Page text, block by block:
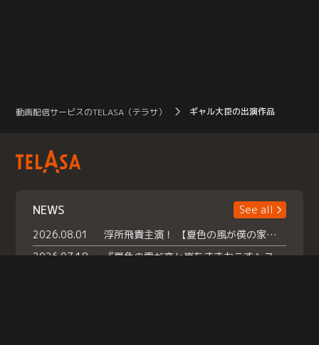
動画配信サービスのTELASA（テラサ） ギャル大臣の出演作品
NEWS
See all
2026.08.01
浮所飛貴主演！ 【夏色の風が僕の家にやってきた】 本日よりテラサで独占配信スタート！
2026.07.18
『夏色の雲が恋と嵐をまきおこす』スペシャルメイキング 【Part1】2026年７月18日（土）23時30分～配信スタート！話題のシーンの裏側を大公開！豪華キャスト大集合！ 『武宮家 真夏の家族会議』開催！